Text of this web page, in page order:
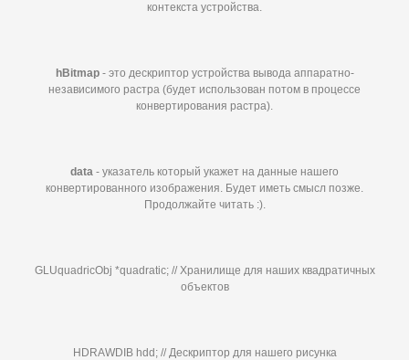
контекста устройства.
hBitmap- это дескриптор устройства вывода аппаратно-
независимого растра (будет использован потом в процессе
конвертирования растра).
data - указатель который укажет на данные нашего
конвертированного изображения. Будет иметь смысл позже.
Продолжайте читать :).
GLUquadricObj *quadratic; // Хранилище для наших квадратичных
объектов
HDRAWDIB hdd; // Дескриптор для нашего рисунка